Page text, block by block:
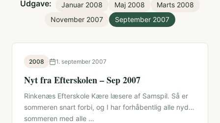
Udgave: Januar 2008 Maj 2008
Marts 2008
November 2007
September 2007
2008 1. september 2007
Nyt fra Efterskolen – Sep 2007
Rinkenæs Efterskole Kære læsere af Samspil. Så er
sommeren snart forbi, og I har forhåbentlig alle nydt
sommeren med alle …